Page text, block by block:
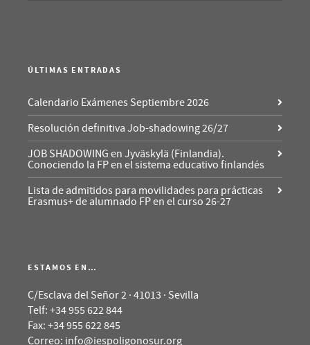
ÚLTIMAS ENTRADAS
Calendario Exámenes Septiembre 2026
Resolución definitiva Job-shadowing 26/27
JOB SHADOWING en Jyväskylä (Finlandia).
Conociendo la FP en el sistema educativo finlandés
Lista de admitidos para movilidades para prácticas
Erasmus+ de alumnado FP en el curso 26-27
ESTAMOS EN…
C/Esclava del Señor 2 · 41013 · Sevilla
Telf: +34 955 622 844
Fax: +34 955 622 845
Correo: info@iespoligonosur.org